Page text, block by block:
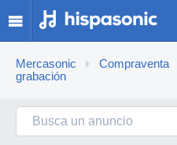
Mercasonic Compraventa
grabación